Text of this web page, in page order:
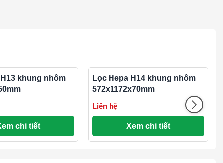
khung nhôm
chi tiết
Lọc Hepa H14 khung nhôm
572x1172x70mm
Liên hệ
Xem chi tiết